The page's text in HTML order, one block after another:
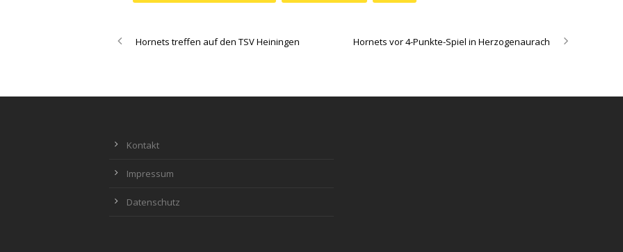
Hornets treffen auf den TSV Heiningen Hornets vor 4-Punkte-Spiel in Herzogenaurach
Kontakt
Impressum
Datenschutz